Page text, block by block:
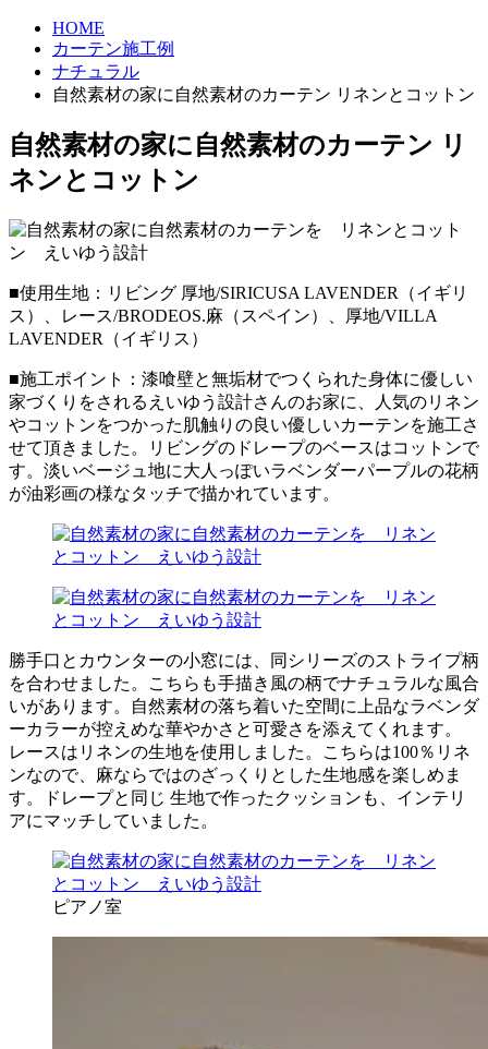
HOME
カーテン施工例
ナチュラル
自然素材の家に自然素材のカーテン リネンとコットン
自然素材の家に自然素材のカーテン リ
ネンとコットン
■使用生地：リビング 厚地/SIRICUSA LAVENDER（イギリ
ス）、レース/BRODEOS.麻（スペイン）、厚地/VILLA
LAVENDER（イギリス）
■施工ポイント：漆喰壁と無垢材でつくられた身体に優しい
家づくりをされるえいゆう設計さんのお家に、人気のリネン
やコットンをつかった肌触りの良い優しいカーテンを施工さ
せて頂きました。リビングのドレープのベースはコットンで
す。淡いベージュ地に大人っぽいラベンダーパープルの花柄
が油彩画の様なタッチで描かれています。
勝手口とカウンターの小窓には、同シリーズのストライプ柄
を合わせました。こちらも手描き風の柄でナチュラルな風合
いがあります。自然素材の落ち着いた空間に上品なラベンダ
ーカラーが控えめな華やかさと可愛さを添えてくれます。
レースはリネンの生地を使用しました。こちらは100％リネ
ンなので、麻ならではのざっくりとした生地感を楽しめま
す。ドレープと同じ 生地で作ったクッションも、インテリ
アにマッチしていました。
ピアノ室